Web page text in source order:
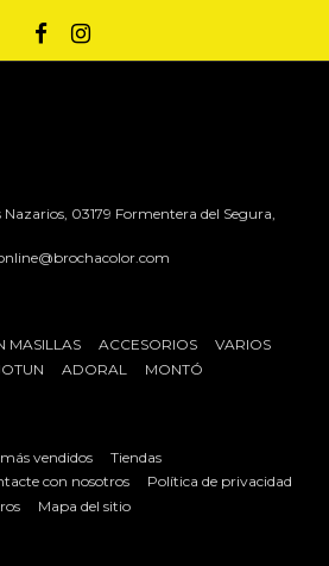
Nazarios, 03179 Formentera del Segura,
MASILLAS ACCESORIOS
VARIOS
ADORAL MONTÓ
vendidos
Tiendas
con nosotros
Política de privacidad
Mapa del sitio